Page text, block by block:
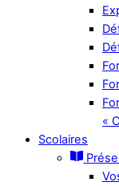
«
Scolaires